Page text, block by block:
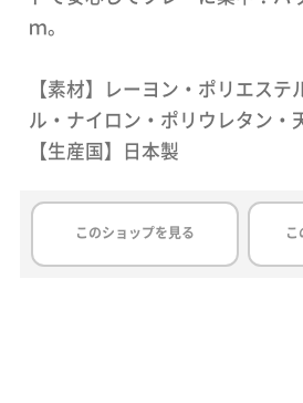
ｍ。
【素材】レーヨン・ポリエステ
ル・ナイロン・ポリウレタン・
【生産国】日本製
このショップを見る こ